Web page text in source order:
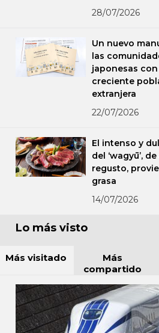
28/07/2026
Un nuevo
las
japonesas con
creciente
extranjera
22/07/2026
El intenso y
del ‘wagyū’,
regusto,
grasa
14/07/2026
Lo más visto
Más visitado
Más
compartido